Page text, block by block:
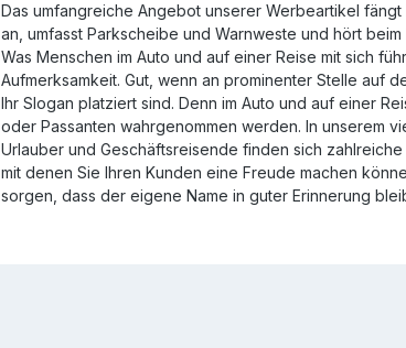
Das umfangreiche Angebot unserer Werbeartikel
an, umfasst Parkscheibe und Warnweste und hört
Was Menschen im Auto und auf einer Reise mit sich
Aufmerksamkeit. Gut, wenn an prominenter Stelle auf
Ihr Slogan platziert sind. Denn im Auto und auf einer
oder Passanten wahrgenommen werden. In unserem
Urlauber und Geschäftsreisende finden sich
mit denen Sie Ihren Kunden eine Freude machen
sorgen, dass der eigene Name in guter Erinnerung